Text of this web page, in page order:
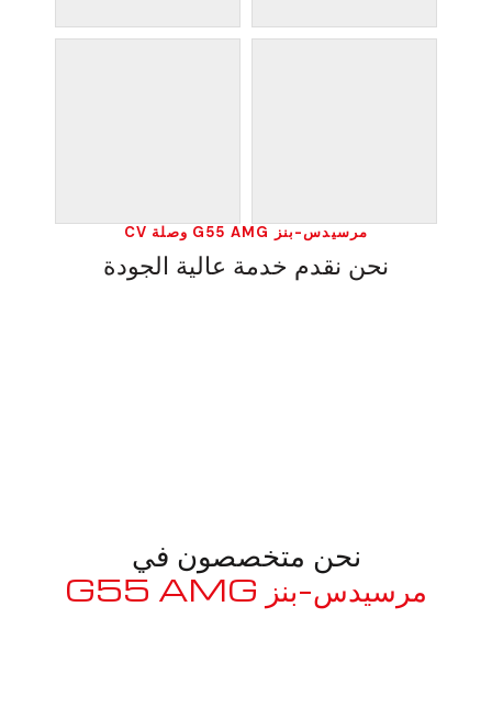
مرسيدس-بنز G55 AMG وصلة CV
نحن نقدم خدمة عالية الجودة
نحن متخصصون في
مرسيدس-بنز G55 AMG